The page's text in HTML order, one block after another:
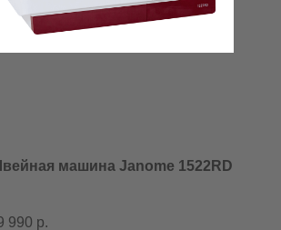
машина Janome 1522RD
990 р.